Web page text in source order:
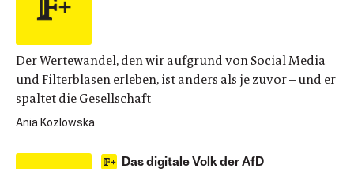
Der Wertewandel, den wir aufgrund von Social Media
und Filterblasen erleben, ist anders als je zuvor – und er
spaltet die Gesellschaft
Ania Kozlowska
Das digitale Volk der AfD